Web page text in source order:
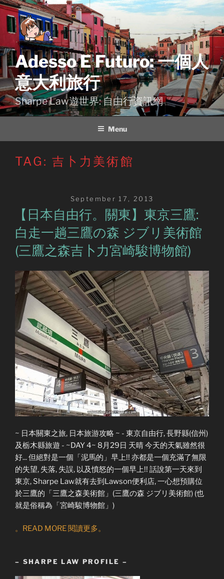
Skip
to
content
Adesso E Futuro: 一個人
意大利旅行
Sharpe Law遊世界: 自由行資訊網
Menu
TAG: 吉卜力美術館
Posted
on
September 17, 2013
【日本自由行。關東】東京三鷹:
白走一趟三鷹の森 ジブリ美術館
(三鷹之森吉卜力宮崎駿博物館)
~ 日本關東之旅, 日本旅游攻略 ~ - 東京自由行, 長野縣(信州)
及栃木縣旅遊 - ~DAY 4~ 8月29日 天晴 今天的天氣雖然很
好... 但絕對是一個「泥馬的」早上!! 亦都是一個充滿了無限
的失望, 失落, 失誤, 以及憤怒的一個早上!! 話說第一天來到
東京, Sharpe Law就有去到Lawson便利店, 一心想預購位
於三鷹的「三鷹之森美術館」(三鷹の森 ジブリ美術館) (也
就是俗稱為「宮崎駿博物館」)
。READ MORE 閱讀更多。
– SHARPE LAW PROFILE –